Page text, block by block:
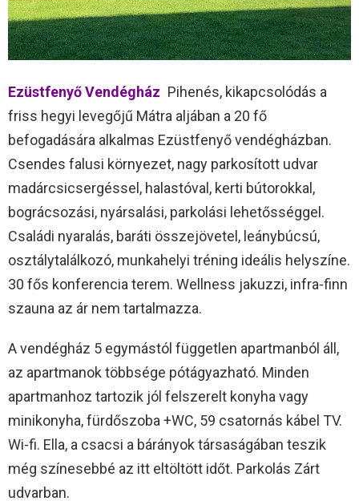
Ezüstfenyő Vendégház Pihenés, kikapcsolódás a
friss hegyi levegőjű Mátra aljában a 20 fő
befogadására alkalmas Ezüstfenyő vendégházban.
Csendes falusi környezet, nagy parkosított udvar
madárcsicsergéssel, halastóval, kerti bútorokkal,
bográcsozási, nyársalási, parkolási lehetősséggel.
Családi nyaralás, baráti összejövetel, leánybúcsú,
osztálytalálkozó, munkahelyi tréning ideális helyszíne.
30 fős konferencia terem. Wellness jakuzzi, infra-finn
szauna az ár nem tartalmazza.
A vendégház 5 egymástól független apartmanból áll,
az apartmanok többsége pótágyazható. Minden
apartmanhoz tartozik jól felszerelt konyha vagy
minikonyha, fürdőszoba +WC, 59 csatornás kábel TV.
Wi-fi. Ella, a csacsi a bárányok társaságában teszik
még színesebbé az itt eltöltött időt. Parkolás Zárt
udvarban.